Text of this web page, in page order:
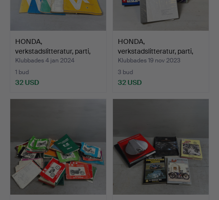
HONDA,
verkstadslitteratur, parti,
1970/80…
Klubbades 4 jan 2024
1 bud
32 USD
HONDA,
verkstadslitteratur, parti,
1970/80…
Klubbades 19 nov 2023
3 bud
32 USD